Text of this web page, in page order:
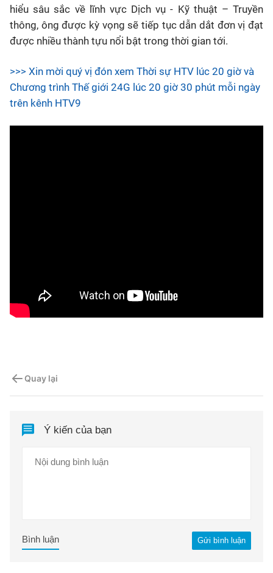
hiểu sâu sắc về lĩnh vực Dịch vụ - Kỹ thuật – Truyền
thông, ông được kỳ vọng sẽ tiếp tục dẫn dắt đơn vị đạt
được nhiều thành tựu nổi bật trong thời gian tới.
>>> Xin mời quý vị đón xem Thời sự HTV lúc 20 giờ và
Chương trình Thế giới 24G lúc 20 giờ 30 phút mỗi ngày
trên kênh HTV9
Quay lại
Ý kiến của bạn
Gửi bình luận
Bình luận